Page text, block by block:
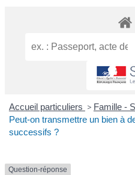
Accueil particuliers > Famille -
Peut-on transmettre un bien à
successifs ?
Question-réponse